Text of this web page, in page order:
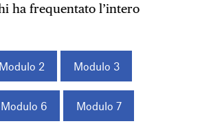
ha frequentato l’intero
Modulo 2 Modulo 3
Modulo 6 Modulo 7